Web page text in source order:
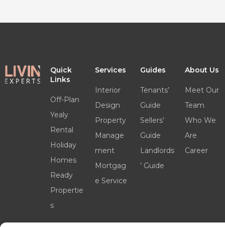
Quick
Links
Off-Plan
Yealy
Rental
Holiday
Homes
Ready
Propertie
s
Services
Interior
Design
Property
Manage
ment
Mortgag
e Service
Guides
Tenants’
Guide
Sellers’
Guide
Landlords
’ Guide
About Us
Meet Our
Team
Who We
Are
Career